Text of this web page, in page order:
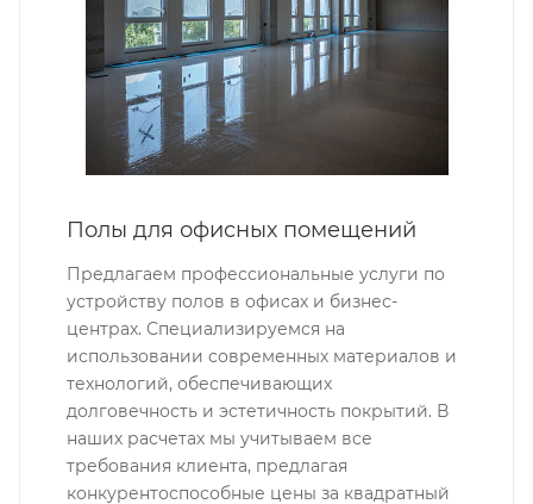
Полы для офисных помещений
Предлагаем профессиональные услуги по
устройству полов в офисах и бизнес-
центрах. Специализируемся на
использовании современных материалов и
технологий, обеспечивающих
долговечность и эстетичность покрытий. В
наших расчетах мы учитываем все
требования клиента, предлагая
конкурентоспособные цены за квадратный